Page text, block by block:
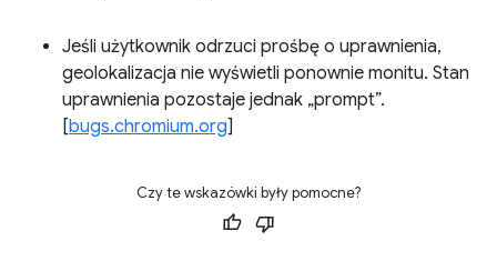
Jeśli użytkownik odrzuci prośbę o uprawnienia,
geolokalizacja nie wyświetli ponownie monitu. Stan
uprawnienia pozostaje jednak „prompt”.
[bugs.chromium.org]
Czy te wskazówki były pomocne?